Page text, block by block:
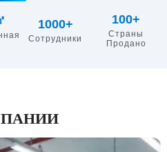
1000+
Сотрудники
100+
Страны
Продано